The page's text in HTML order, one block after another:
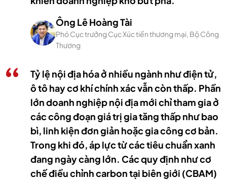
Ông Lê Hoàng Tài
Phó Cục trưởng Cục Xúc tiến thương mại, Bộ Công
Thương
Tỷ lệ nội địa hóa ở nhiều ngành như điện tử,
ô tô hay cơ khí chính xác vẫn còn thấp. Phần
lớn doanh nghiệp nội địa mới chỉ tham gia ở
các công đoạn giá trị gia tăng thấp như bao
bì, linh kiện đơn giản hoặc gia công cơ bản.
Trong khi đó, áp lực từ các tiêu chuẩn xanh
đang ngày càng lớn. Các quy định như cơ
chế điều chỉnh carbon tại biên giới (CBAM)